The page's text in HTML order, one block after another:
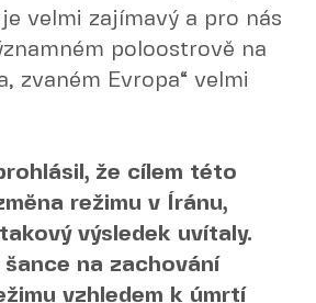
velmi zajímavý a pro nás
poloostrově na
zvaném Evropa“ velmi
že cílem této
režimu v Íránu,
výsledek uvítaly.
na zachování
vzhledem k úmrtí